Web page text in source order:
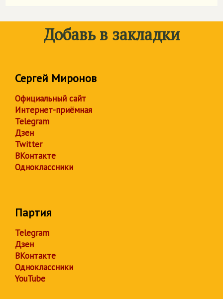
Добавь в закладки
Сергей Миронов
Официальный сайт
Интернет-приёмная
Telegram
Дзен
Twitter
ВКонтакте
Одноклассники
Партия
Telegram
Дзен
ВКонтакте
Одноклассники
YouTube